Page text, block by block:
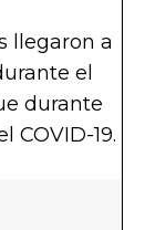
llegaron a
el
durante
COVID-19.